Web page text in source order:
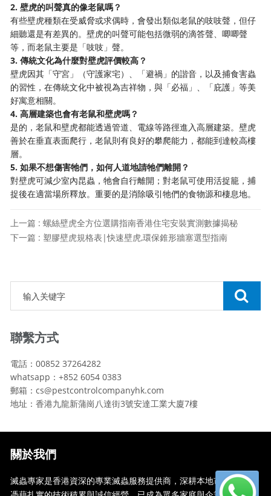
2. 壁虎的叫聲真的像老鼠嗎？
有些壁虎種類在受威脅或求偶時，會發出類似老鼠的吱吱聲，但仔
細聽還是有差異的。壁虎的叫聲可能包括微弱的滴答聲、唧唧聲
等，而老鼠主要是「吱吱」聲。
3. 傳統文化為什麼對壁虎評價較高？
壁虎因其「守宮」（守護家宅）、「避禍」的諧音，以及捕食害蟲
的習性，在傳統文化中被視為吉祥物，與「必福」、「庇護」等美
好寓意相關。
4. 高層建築也會有老鼠和壁虎嗎？
是的，老鼠和壁虎都能透過管道、電線等路徑進入高層建築。壁虎
善於在垂直表面爬行，老鼠則有良好的攀爬能力，都能到達較高樓
層。
5. 如果不想傷害牠們，如何人道地請牠們離開？
對壁虎可減少室內昆蟲，牠會自行離開；對老鼠可使用活捉籠，捕
捉後在適當場所釋放。重要的是消除吸引牠們的食物源和棲息地。
上一篇 : 螺絲壁虎全方位選購指南香港住宅安裝實測數據揭秘
下一篇 : 塑膠壁虎規格表|快速壁虎,環保錐形牆塞選型指南
聯繫方式
電話：00852 37264282
whatsapp：+852 6054 0383
郵箱：cs@pestcontrolcompanyhk.com
地址：香港九龍新蒲崗八達街3號安達工業大廈7樓
關於我們
滅蟲專家是香港資深的專業滅蟲服務提供商，深耕本地市場多年，